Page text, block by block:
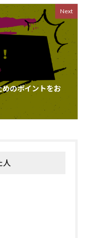
Next
のポイントをお
人